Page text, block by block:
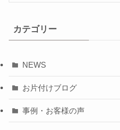
カテゴリー
NEWS
お片付けブログ
事例・お客様の声